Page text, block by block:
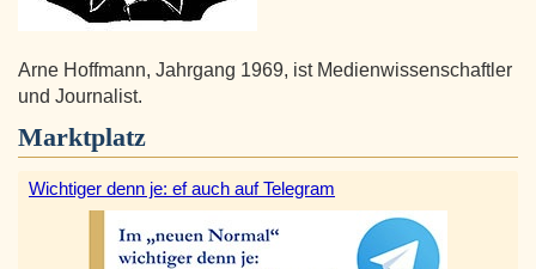
Arne Hoffmann, Jahrgang 1969, ist Medienwissenschaftler
und Journalist.
Marktplatz
Wichtiger denn je: ef auch auf Telegram